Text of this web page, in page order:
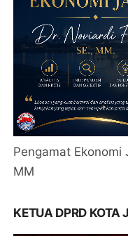
Pengamat Ekonomi
MM
KETUA DPRD KOTA